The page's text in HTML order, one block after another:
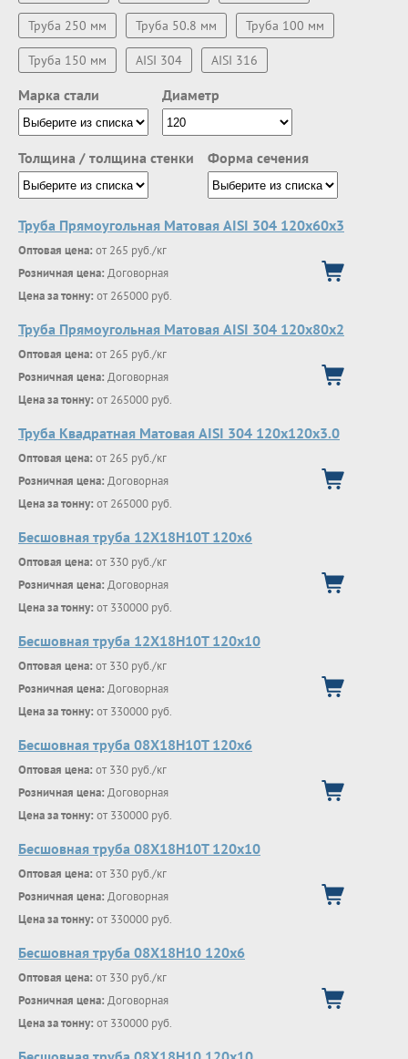
Труба 250 мм Труба 50.8 мм Труба 100 мм
Труба 150 мм AISI 304 AISI 316
Марка стали Диаметр
Толщина / толщина стенки Форма сечения
Труба Прямоугольная Матовая AISI 304 120х60х3
Оптовая цена: от 265 руб./кг
Розничная цена: Договорная
Цена за тонну: от 265000 руб.
Труба Прямоугольная Матовая AISI 304 120х80х2
Оптовая цена: от 265 руб./кг
Розничная цена: Договорная
Цена за тонну: от 265000 руб.
Труба Квадратная Матовая AISI 304 120х120х3.0
Оптовая цена: от 265 руб./кг
Розничная цена: Договорная
Цена за тонну: от 265000 руб.
Бесшовная труба 12Х18Н10Т 120х6
Оптовая цена: от 330 руб./кг
Розничная цена: Договорная
Цена за тонну: от 330000 руб.
Бесшовная труба 12Х18Н10Т 120х10
Оптовая цена: от 330 руб./кг
Розничная цена: Договорная
Цена за тонну: от 330000 руб.
Бесшовная труба 08Х18Н10Т 120х6
Оптовая цена: от 330 руб./кг
Розничная цена: Договорная
Цена за тонну: от 330000 руб.
Бесшовная труба 08Х18Н10Т 120х10
Оптовая цена: от 330 руб./кг
Розничная цена: Договорная
Цена за тонну: от 330000 руб.
Бесшовная труба 08Х18Н10 120х6
Оптовая цена: от 330 руб./кг
Розничная цена: Договорная
Цена за тонну: от 330000 руб.